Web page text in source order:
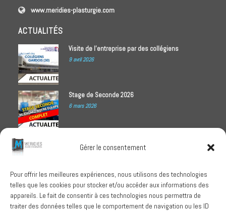
Gérer le consentement
Pour offrir les meilleures expériences, nous utilisons des technologies
telles que les cookies pour stocker et/ou accéder aux informations des
appareils. Le fait de consentir à ces technologies nous permettra de
traiter des données telles que le comportement de navigation ou les ID
www.meridies-plasturgie.com
ACTUALITÉS
Visite de l’entreprise par des collégiens
9 avril 2026
Stage de Seconde 2026
6 mars 2026
1 octobre 2025
RECHERCHER